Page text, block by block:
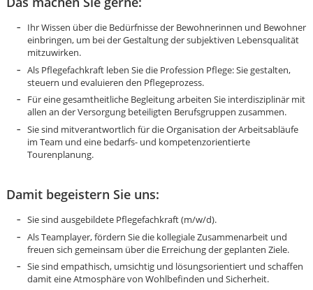
Ihr Wissen über die Bedürfnisse der Bewohnerinnen und Bewohner
einbringen, um bei der Gestaltung der subjektiven Lebensqualität
mitzuwirken.
Als Pflegefachkraft leben Sie die Profession Pflege: Sie gestalten,
steuern und evaluieren den Pflegeprozess.
Für eine gesamtheitliche Begleitung arbeiten Sie interdisziplinär mit
allen an der Versorgung beteiligten Berufsgruppen zusammen.
Sie sind mitverantwortlich für die Organisation der Arbeitsabläufe
im Team und eine bedarfs- und kompetenzorientierte
Tourenplanung.
Damit begeistern Sie uns:
Sie sind ausgebildete Pflegefachkraft (m/w/d).
Als Teamplayer, fördern Sie die kollegiale Zusammenarbeit und
freuen sich gemeinsam über die Erreichung der geplanten Ziele.
Sie sind empathisch, umsichtig und lösungsorientiert und schaffen
damit eine Atmosphäre von Wohlbefinden und Sicherheit.
Karte anzeigen